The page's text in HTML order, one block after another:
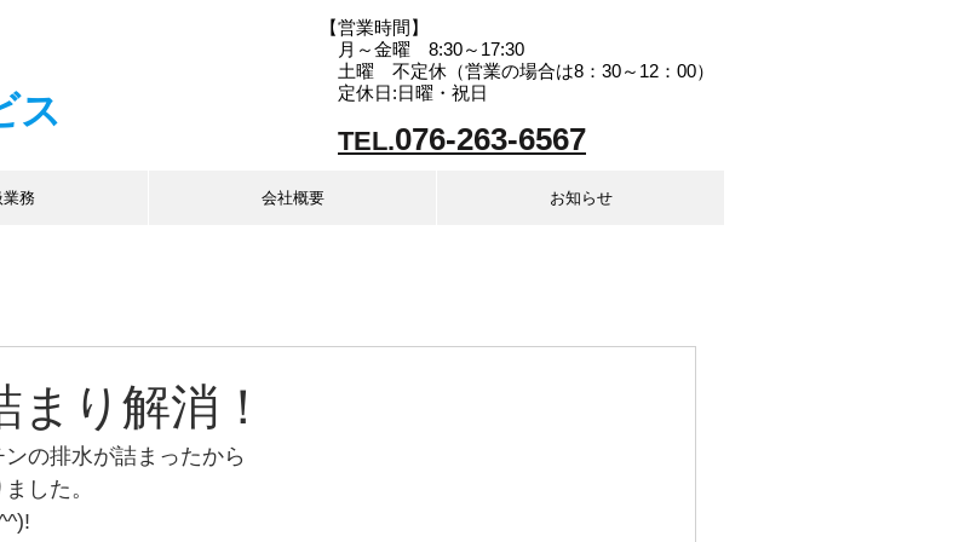
ス
【営業時間】
月～金曜 8:30～17:30
土曜 不定休（営業の場合は8：30～12：00）
定休日:日曜・祝日
TEL.076-263-6567
業務 会社概要 お知らせ
り解消！
の排水が詰まったから
した。